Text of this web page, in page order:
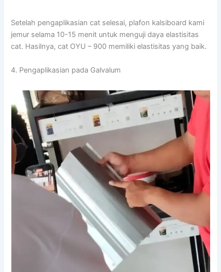
Setelah pengaplikasian cat selesai, plafon kalsiboard kami
jemur selama 10-15 menit untuk menguji daya elastisitas
cat. Hasilnya, cat OYU – 900 memiliki elastisitas yang baik.
4. Pengaplikasian pada Galvalum